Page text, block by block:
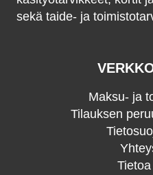
sekä taide- ja
Maksu- ja
Tilauksen